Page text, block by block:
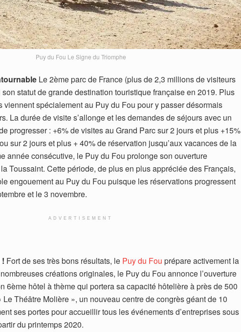
Puy du Fou Le Signe du Triomphe
Le 2ème parc de France (plus de 2,3 millions de visiteurs
statut de grande destination touristique française en 2019. Plus
viennent spécialement au Puy du Fou pour y passer désormais
La durée de visite s’allonge et les demandes de séjours avec un
progresser : +6% de visites au Grand Parc sur 2 jours et plus +15%
sur 2 jours et plus + 40% de réservation jusqu’aux vacances de la
année consécutive, le Puy du Fou prolonge son ouverture
Toussaint. Cette période, de plus en plus appréciée des Français,
engouement au Puy du Fou puisque les réservations progressent
et le 3 novembre.
ADVERTISEMENT
Fort de ses très bons résultats, le Puy du Fou prépare activement la
créations originales, le Puy du Fou annonce l’ouverture
6ème hôtel à thème qui portera sa capacité hôtelière à près de 500
Théâtre Molière », un nouveau centre de congrès géant de 10
ses portes pour accueillir tous les événements d’entreprises sous
du printemps 2020.